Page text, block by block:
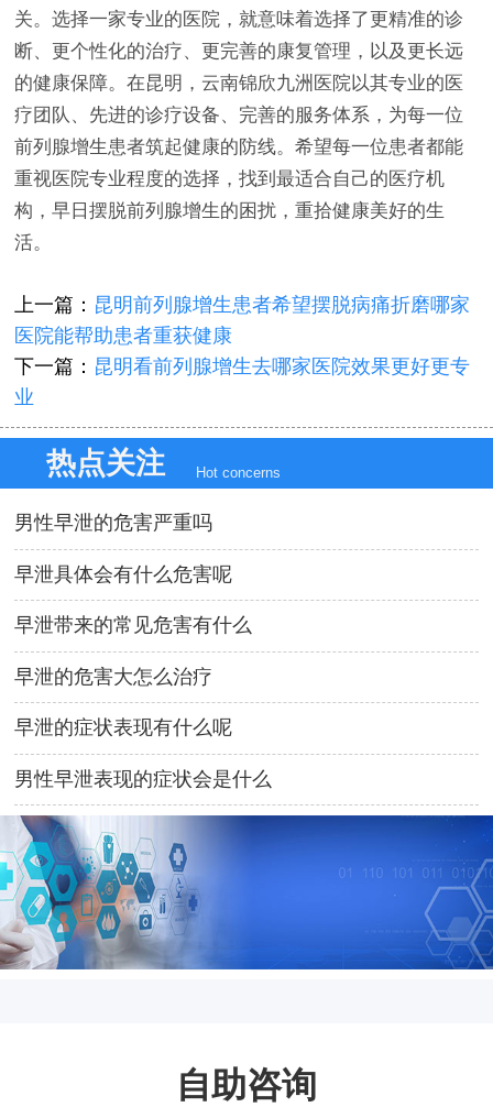
关。选择一家专业的医院，就意味着选择了更精准的诊
断、更个性化的治疗、更完善的康复管理，以及更长远
的健康保障。在昆明，云南锦欣九洲医院以其专业的医
疗团队、先进的诊疗设备、完善的服务体系，为每一位
前列腺增生患者筑起健康的防线。希望每一位患者都能
重视医院专业程度的选择，找到最适合自己的医疗机
构，早日摆脱前列腺增生的困扰，重拾健康美好的生
活。
上一篇： 昆明前列腺增生患者希望摆脱病痛折磨哪家
医院能帮助患者重获健康
下一篇： 昆明看前列腺增生去哪家医院效果更好更专
业
热点关注 Hot concerns
男性早泄的危害严重吗
早泄具体会有什么危害呢
早泄带来的常见危害有什么
早泄的危害大怎么治疗
早泄的症状表现有什么呢
男性早泄表现的症状会是什么
自助咨询